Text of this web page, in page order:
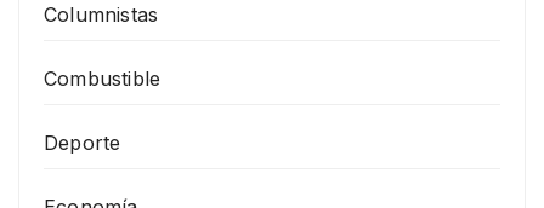
Columnistas
Combustible
Deporte